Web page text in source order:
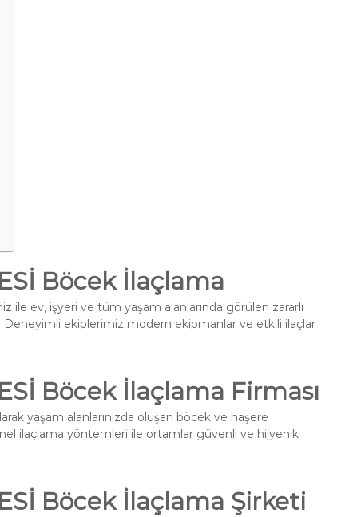
Böcek İlaçlama
ile ev, işyeri ve tüm yaşam alanlarında görülen zararlı
ekiplerimiz modern ekipmanlar ve etkili ilaçlar
Böcek İlaçlama Firması
yaşam alanlarınızda oluşan böcek ve haşere
ilaçlama yöntemleri ile ortamlar güvenli ve hijyenik
Böcek İlaçlama Şirketi